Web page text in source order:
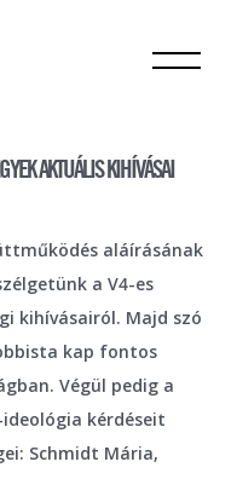
AKTUÁLIS KIHÍVÁSAI
aláírásának
a V4-es
kihívásairól. Majd szó
kap fontos
Végül pedig a
kérdéseit
Schmidt Mária,